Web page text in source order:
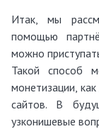
Итак, мы
помощью
можно
Такой способ
монетизации,
сайтов. В
узконишевые